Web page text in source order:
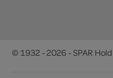
© 1932 - 2026 - SPAR